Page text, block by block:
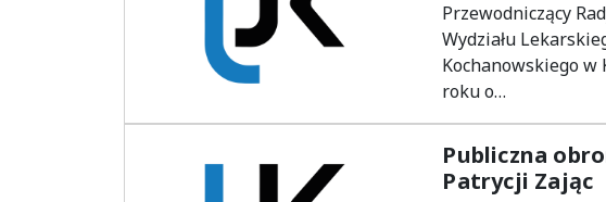
Przewodniczący
Wydziału
Kochanowskiego w
roku o…
Publiczna
Patrycji Zając